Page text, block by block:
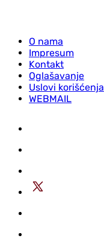
O nama
Impresum
Kontakt
Oglašavanje
Uslovi korišćenja
WEBMAIL